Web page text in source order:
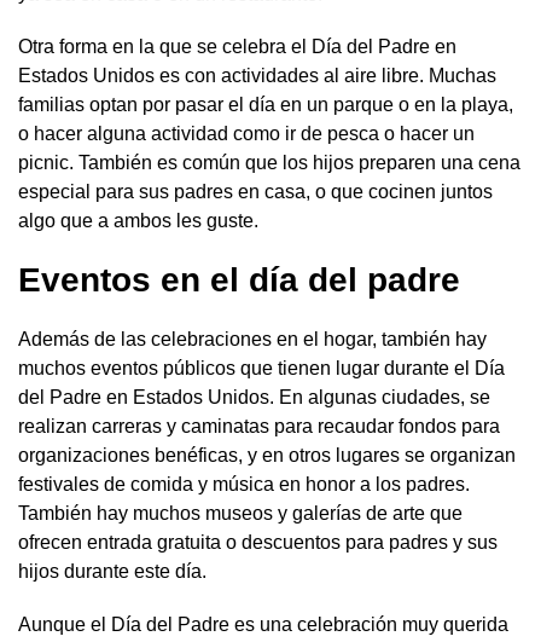
Otra forma en la que se celebra el Día del Padre en
Estados Unidos es con actividades al aire libre. Muchas
familias optan por pasar el día en un parque o en la playa,
o hacer alguna actividad como ir de pesca o hacer un
picnic. También es común que los hijos preparen una cena
especial para sus padres en casa, o que cocinen juntos
algo que a ambos les guste.
Eventos en el día del padre
Además de las celebraciones en el hogar, también hay
muchos eventos públicos que tienen lugar durante el Día
del Padre en Estados Unidos. En algunas ciudades, se
realizan carreras y caminatas para recaudar fondos para
organizaciones benéficas, y en otros lugares se organizan
festivales de comida y música en honor a los padres.
También hay muchos museos y galerías de arte que
ofrecen entrada gratuita o descuentos para padres y sus
hijos durante este día.
Aunque el Día del Padre es una celebración muy querida